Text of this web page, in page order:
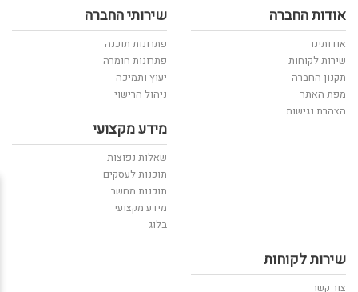
אודות החברה
אודותינו
שירות לקוחות
תקנון החברה
מפת האתר
הצהרת נגישות
שירותי החברה
פתרונות תוכנה
פתרונות חומרה
יעוץ ותמיכה
ניהול הרישוי
מידע מקצועי
שאלות נפוצות
תוכנות לעסקים
תוכנות מחשב
מידע מקצועי
בלוג
שירות לקוחות
צור קשר